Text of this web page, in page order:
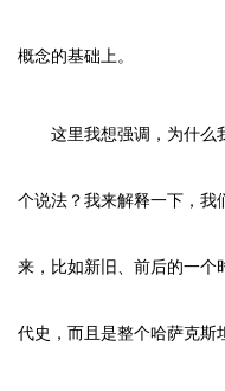
概念的基础上。
这里我想强调，为什么
个说法？我来解释一下，我
来，比如新旧、前后的一个
代史，而且是整个哈萨克斯